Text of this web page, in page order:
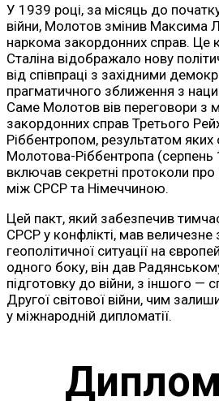
У 1939 році, за місяць до
війни, Молотов змінив Максима
наркома закордонних справ. Це
Сталіна відображало нову
від співпраці з західними
прагматичного зближення з
Саме Молотов вів переговори з
закордонних справ Третього
Ріббентропом, результатом
Молотова-Ріббентропа
включав секретні протоколи про
між СРСР та Німеччиною.
Цей пакт, який забезпечив
СРСР у конфлікті, мав величезне
геополітичної ситуації на
одного боку, він дав
підготовку до війни, з іншого —
Другої світової війни, чим
у міжнародній дипломатії.